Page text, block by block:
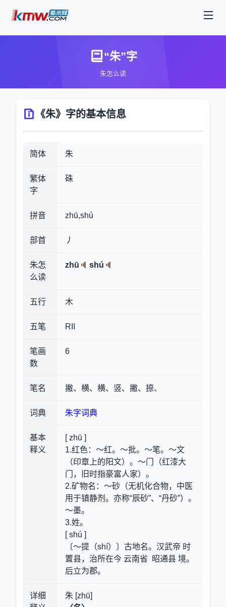
“朱”字
朱怎么读
《朱》字的基本信息
简体 朱
繁体
字
硃
拼音 zhū,shú
部首 丿
朱怎
么读
zhū shú
五行 木
五笔 RII
笔画
数
6
笔名 撇、横、横、竖、撇、捺、
词典 朱字词典
基本
释义
[ zhū ]
1.红色：～红。～批。～笔。～文
（印章上的阳文）。～门（红漆大
门，旧时指豪富人家）。
2.矿物名 ：～砂（无机化合物，中医
用于镇静剂。亦称“辰砂”、“丹砂”）。
～墨。
3.姓。
[ shú ]
〔～提（shí）〕古地名。汉武帝 时
置县，治所在今 云南省 昭通县 境。
后立为郡。
详细
朱 [zhū]